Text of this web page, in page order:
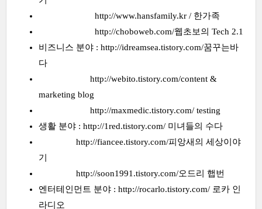
http://www.hansfamily.kr / 한가족
http://choboweb.com/웹초보의 Tech 2.1
비즈니스 분야 : http://idreamsea.tistory.com/꿈꾸는바
다
http://webito.tistory.com/content &
marketing blog
http://maxmedic.tistory.com/ testing
생활 분야 : http://1red.tistory.com/ 미녀들의 수다
http://fiancee.tistory.com/피앙새의 세상이야
기
http://soon1991.tistory.com/오드리 햅번
엔터테인먼트 분야 : http://rocarlo.tistory.com/ 로카 인
라디오